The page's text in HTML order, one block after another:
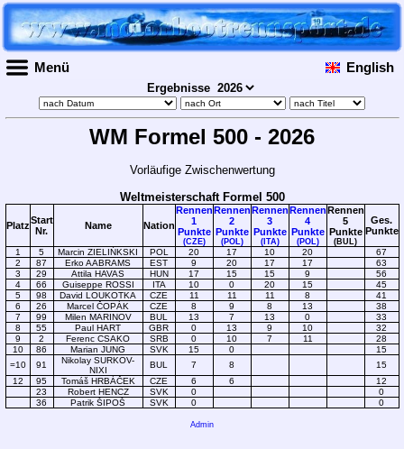
Menü English
Ergebnisse
WM Formel 500 - 2026
Vorläufige Zwischenwertung
Weltmeisterschaft Formel 500
PlatzStart
Nr.
Name Nation
Rennen
1
Punkte
(CZE)
Rennen
2
Punkte
(POL)
Rennen
3
Punkte
(ITA)
Rennen
4
Punkte
(POL)
Rennen
5
Punkte
(BUL)
Ges.
Punkte
1 5 Marcin ZIELIŃKSKI POL 20 17 10 20
67
2
87 Erko AABRAMS EST 9 20 17 17
63
3
29 Attila HAVAS HUN 17 15 15 9
56
4
66 Guiseppe ROSSI ITA 10 0 20 15
45
5
98 David LOUKOTKA CZE 11 11 11 8
41
6
26 Marcel ČOPÁK CZE 8 9 8 13
38
7
99 Milen MARINOV BUL 13 7 13 0
33
8
55 Paul HART GBR 0 13 9 10
32
9
2 Ferenc CSAKO SRB 0 10 7 11
28
10
86 Marian JUNG SVK 15 0
15
=10
91
Nikolay SURKOV-
NIXI
BUL 7 8
15
12
95 Tomáš HRBÁČEK CZE 6 6
12
23
Robert HENCZ SVK 0
0
36
Patrik ŠIPOŠ SVK 0 0
Admin